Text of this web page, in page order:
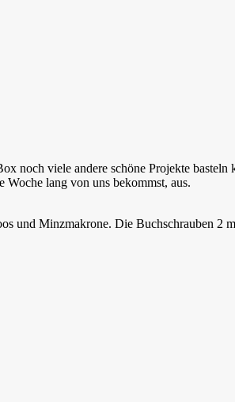
noch viele andere schöne Projekte basteln
lang von uns bekommst, aus.
und Minzmakrone. Die Buchschrauben 2